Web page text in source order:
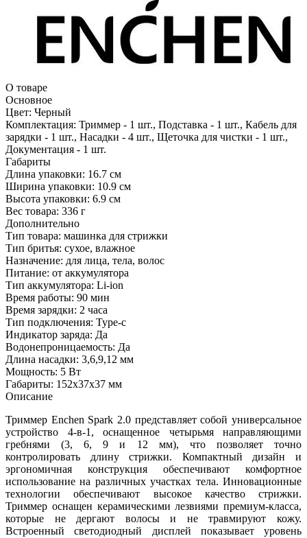
О товаре
Основное
Цвет: Черный
Комплектация: Триммер - 1 шт., Подставка - 1 шт., Кабель для
зарядки - 1 шт., Насадки - 4 шт., Щеточка для чистки - 1 шт.,
Документация - 1 шт.
Габариты
Длина упаковки: 16.7 см
Ширина упаковки: 10.9 см
Высота упаковки: 6.9 см
Вес товара: 336 г
Дополнительно
Тип товара: машинка для стрижки
Тип бритья: сухое, влажное
Назначение: для лица, тела, волос
Питание: от аккумулятора
Тип аккумулятора: Li-ion
Время работы: 90 мин
Время зарядки: 2 часа
Тип подключения: Type-c
Индикатор заряда: Да
Водонепроницаемость: Да
Длина насадки: 3,6,9,12 мм
Мощность: 5 Вт
Габариты: 152х37х37 мм
Описание
Триммер Enchen Spark 2.0 представляет собой универсальное
устройство 4-в-1, оснащенное четырьмя направляющими
гребнями (3, 6, 9 и 12 мм), что позволяет точно
контролировать длину стрижки. Компактный дизайн и
эргономичная конструкция обеспечивают комфортное
использование на различных участках тела. Инновационные
технологии обеспечивают высокое качество стрижки.
Триммер оснащен керамическими лезвиями премиум-класса,
которые не дергают волосы и не травмируют кожу.
Встроенный светодиодный дисплей показывает уровень